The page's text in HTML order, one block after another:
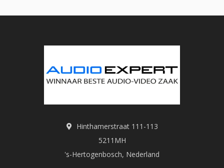
Hinthamerstraat 111-113
5211MH
's-Hertogenbosch, Nederland